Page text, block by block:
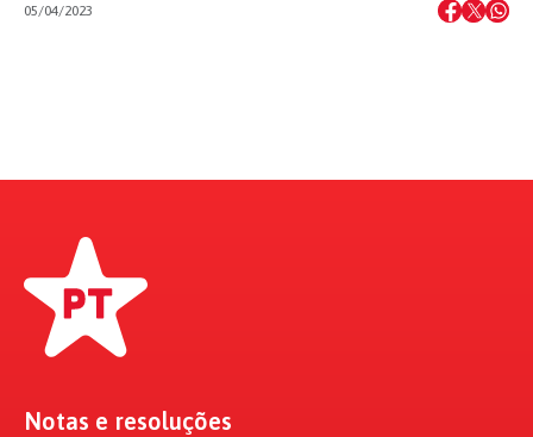
05/04/2023
Notas e resoluções